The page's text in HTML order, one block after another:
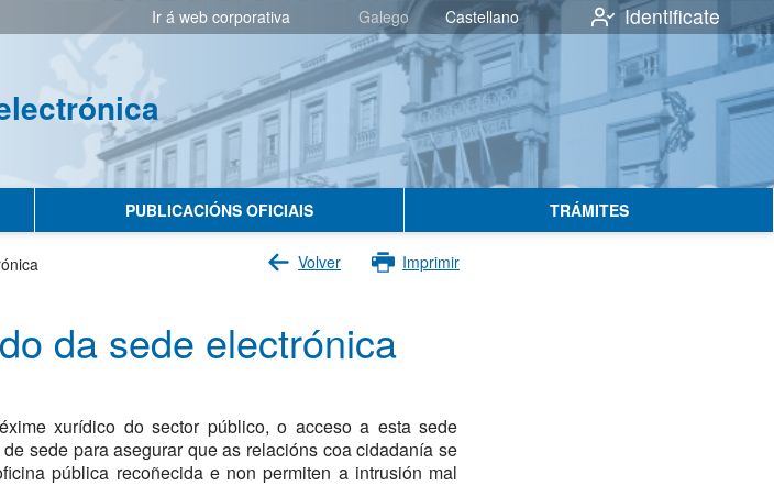
Ir á web corporativa Galego Castellano Identificate
PUBLICACIÓNS OFICIAIS TRÁMITES
Volver Imprimir
da sede electrónica
xurídico do sector público, o acceso a esta sede
sede para asegurar que as relacións coa cidadanía se
pública recoñecida e non permiten a intrusión mal